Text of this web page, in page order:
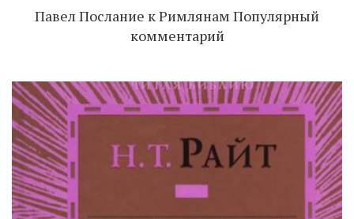
Павел Послание к Римлянам Популярный
комментарий